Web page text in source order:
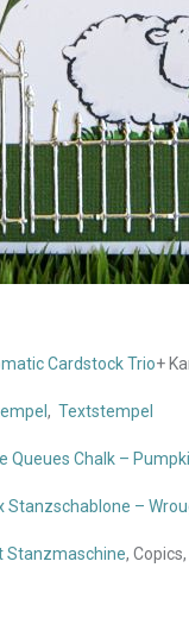
Cardstock Trio+
, Textstempel
Queues Chalk –
Stanzschablone –
Stanzmaschine, Copics,